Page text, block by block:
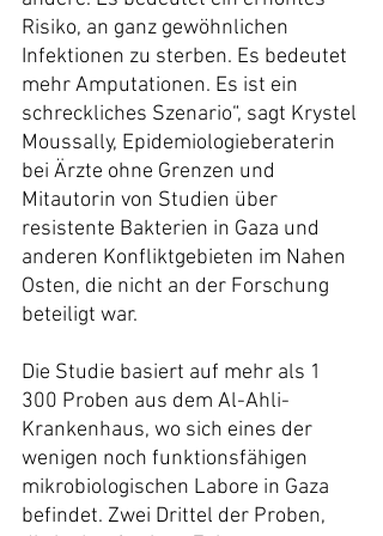
Risiko, an ganz gewöhnlichen
Infektionen zu sterben. Es bedeutet
mehr Amputationen. Es ist ein
schreckliches Szenario“, sagt Krystel
Moussally, Epidemiologieberaterin
bei Ärzte ohne Grenzen und
Mitautorin von Studien über
resistente Bakterien in Gaza und
anderen Konfliktgebieten im Nahen
Osten, die nicht an der Forschung
beteiligt war.
Die Studie basiert auf mehr als 1
300 Proben aus dem Al-Ahli-
Krankenhaus, wo sich eines der
wenigen noch funktionsfähigen
mikrobiologischen Labore in Gaza
befindet. Zwei Drittel der Proben,